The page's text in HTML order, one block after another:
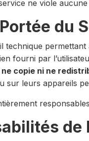
ne viole
du
permettant
fourni par
ne copie ni ne
sur leurs appareils
de